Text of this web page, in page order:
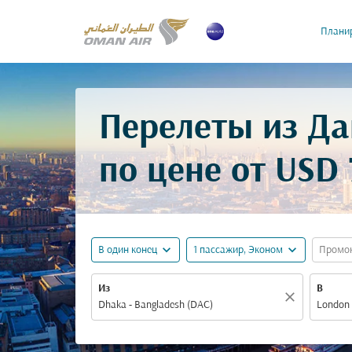
Перелеты из
по цене отUSD
В один конец expand_more 1 пассажир, Эконом expand_more
Из
close
В